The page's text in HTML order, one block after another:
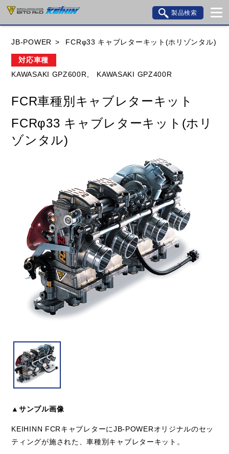
製品検索
HUSQVANA
閉じる
JB-POWER FCRφ33 キャブレターキット(ホリゾンタル)
対応車種
KAWASAKI GPZ600R,
KAWASAKI GPZ400R
FCR車種別キャブレターキット
FCRφ33 キャブレターキット(ホリ
ゾンタル)
▲サンプル画像
KEIHINN FCRキャブレターにJB-POWERオリジナルのセッ
ティングが施された、車種別キャブレターキット。